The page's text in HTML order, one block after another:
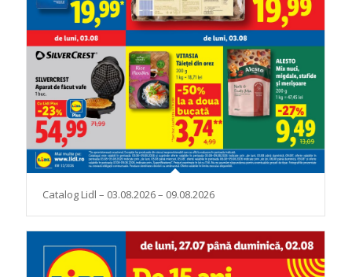
Catalog Lidl – 03.08.2026 – 09.08.2026